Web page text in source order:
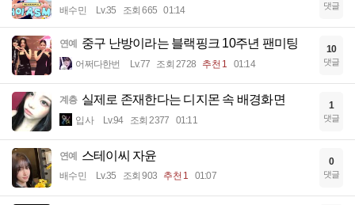
배수민 Lv.35 조회 665 01:14 댓글
연예 중구 난방이라는 블랙핑크 10주년 팬미팅
어쩌다한번 Lv.77 조회 2728 추천 1 01:14
10
댓글
계층 실제로 존재한다는 디지몬 속 배경화면
입사 Lv.94 조회 2377 01:11
1
댓글
연예 스테이씨 자윤
배수민 Lv.35 조회 903 추천 1 01:07
0
댓글